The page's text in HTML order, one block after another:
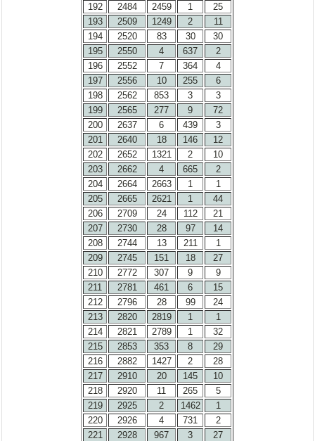
192
2484 2459 1
25
193
2509 1249 2
11
194
2520 83 30
30
195
2550 4 637
2
196
2552 7 364
4
197
2556 10 255
6
198
2562 853 3
3
199
2565 277 9
72
200
2637 6 439
3
201
2640 18 146
12
202
2652 1321 2
10
203
2662 4 665
2
204
2664 2663 1
1
205
2665 2621 1
44
206
2709 24 112
21
207
2730 28 97
14
208
2744 13 211
1
209
2745 151 18
27
210
2772 307 9
9
211
2781 461 6
15
212
2796 28 99
24
213
2820 2819 1
1
214
2821 2789 1
32
215
2853 353 8
29
216
2882 1427 2
28
217
2910 20 145
10
218
2920 11 265
5
219
2925 2 1462
1
220
2926 4 731
2
221
2928 967 3
27